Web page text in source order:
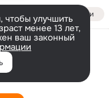
Войти
улучшить
менее 13 лет,
ваш законный